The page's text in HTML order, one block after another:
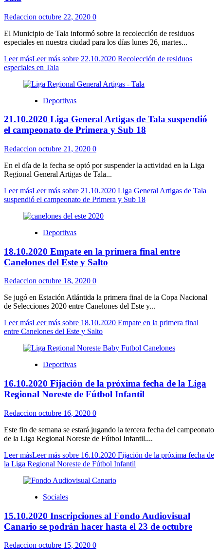
Redaccion octubre 22, 2020 0
El Municipio de Tala informó sobre la recolección de residuos
especiales en nuestra ciudad para los días lunes 26, martes...
Leer másLeer más sobre 22.10.2020 Recolección de residuos
especiales en Tala
Deportivas
21.10.2020 Liga General Artigas de Tala suspendió
el campeonato de Primera y Sub 18
Redaccion octubre 21, 2020 0
En el día de la fecha se optó por suspender la actividad en la Liga
Regional General Artigas de Tala...
Leer másLeer más sobre 21.10.2020 Liga General Artigas de Tala
suspendió el campeonato de Primera y Sub 18
Deportivas
18.10.2020 Empate en la primera final entre
Canelones del Este y Salto
Redaccion octubre 18, 2020 0
Se jugó en Estación Atlántida la primera final de la Copa Nacional
de Selecciones 2020 entre Canelones del Este y...
Leer másLeer más sobre 18.10.2020 Empate en la primera final
entre Canelones del Este y Salto
Deportivas
16.10.2020 Fijación de la próxima fecha de la Liga
Regional Noreste de Fútbol Infantil
Redaccion octubre 16, 2020 0
Este fin de semana se estará jugando la tercera fecha del campeonato
de la Liga Regional Noreste de Fútbol Infantil....
Leer másLeer más sobre 16.10.2020 Fijación de la próxima fecha de
la Liga Regional Noreste de Fútbol Infantil
Sociales
15.10.2020 Inscripciones al Fondo Audiovisual
Canario se podrán hacer hasta el 23 de octubre
Redaccion octubre 15, 2020 0